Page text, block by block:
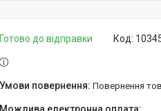
Готово до відправки Код:
повернення